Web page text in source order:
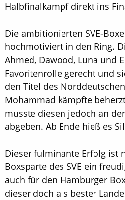
Halbfinalkampf direkt ins
Die ambitionierten SVE-
hochmotiviert in den Ring.
Ahmed, Dawood, Luna und
Favoritenrolle gerecht und
den Titel des
Mohammad kämpfte
musste diesen jedoch an
abgeben. Ab Ende hieß es
Dieser fulminante Erfolg ist
Boxsparte des SVE ein
auch für den Hamburger
dieser doch als bester